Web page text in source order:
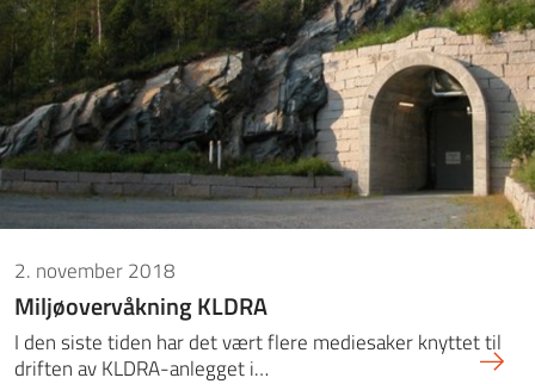
2. november 2018
Miljøovervåkning KLDRA
I den siste tiden har det vært flere mediesaker knyttet til
driften av KLDRA-anlegget i…